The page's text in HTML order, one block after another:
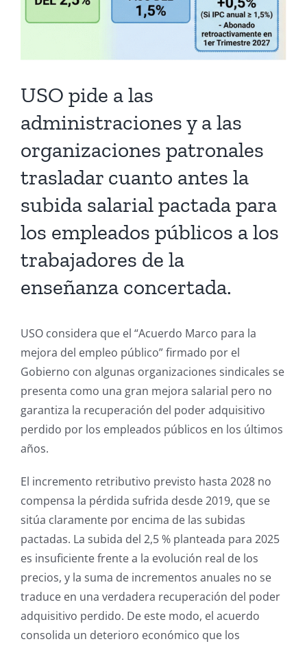
USO pide a las
administraciones y a las
organizaciones patronales
trasladar cuanto antes la
subida salarial pactada para
los empleados públicos a los
trabajadores de la
enseñanza concertada.
USO considera que el “Acuerdo Marco para la
mejora del empleo público” firmado por el
Gobierno con algunas organizaciones sindicales se
presenta como una gran mejora salarial pero no
garantiza la recuperación del poder adquisitivo
perdido por los empleados públicos en los últimos
años.
El incremento retributivo previsto hasta 2028 no
compensa la pérdida sufrida desde 2019, que se
sitúa claramente por encima de las subidas
pactadas. La subida del 2,5 % planteada para 2025
es insuficiente frente a la evolución real de los
precios, y la suma de incrementos anuales no se
traduce en una verdadera recuperación del poder
adquisitivo perdido. De este modo, el acuerdo
consolida un deterioro económico que los